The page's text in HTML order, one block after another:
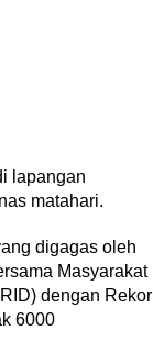
lapangan
matahari.
digagas oleh
Masyarakat
dengan Rekor
6000